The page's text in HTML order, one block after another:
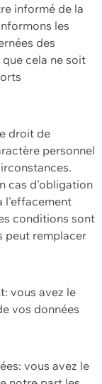
informé de la
les
des
cela ne soit
droit de
personnel
cas d'obligation
l'effacement
conditions sont
peut remplacer
vous avez le
vos données
vous avez le